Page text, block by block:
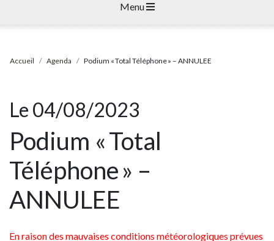
Menu
Accueil Agenda Podium « Total Téléphone » – ANNULEE
Le 04/08/2023
Podium « Total
Téléphone » –
ANNULEE
En raison des mauvaises conditions météorologiques prévues